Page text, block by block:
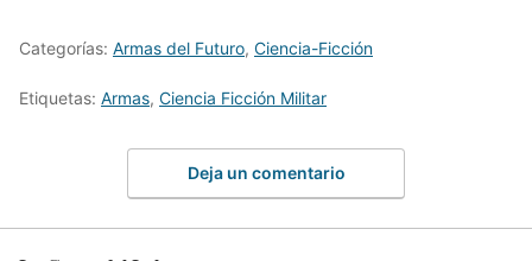
Categorías: Armas del Futuro, Ciencia-Ficción
Etiquetas: Armas, Ciencia Ficción Militar
Deja un comentario